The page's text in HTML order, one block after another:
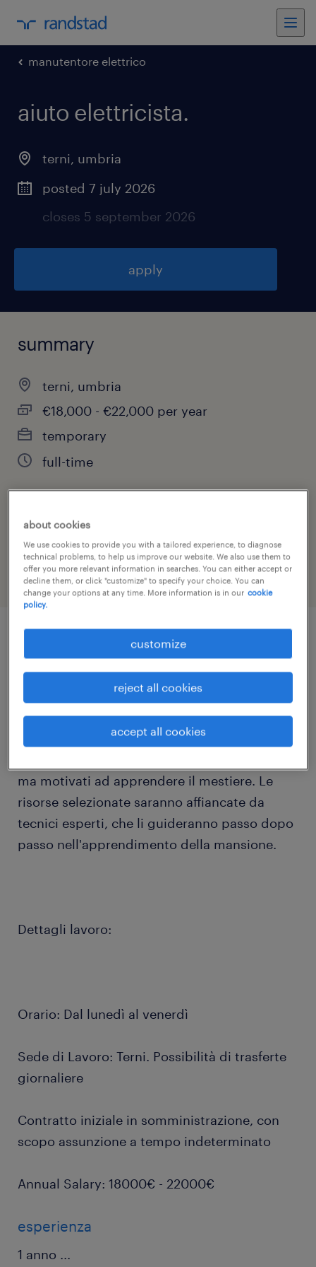
manutentore elettrico
aiuto elettricista.
terni, umbria
posted 7 july 2026
closes 5 september 2026
apply
summary
terni, umbria
€18,000 - €22,000 per year
temporary
full-time
job category
engineering
job details
Randstad Italia, filiale di Terni, cerca
ELETTRICISTI JUNIOR per importante azienda
locale. La ricerca è rivolta a candidati con
ma motivati ad apprendere il mestiere. Le
risorse selezionate saranno affiancate da
tecnici esperti, che li guideranno passo dopo
passo nell'apprendimento della mansione.
Dettagli lavoro:
Orario: Dal lunedì al venerdì
Sede di Lavoro: Terni. Possibilità di trasferte
giornaliere
Contratto iniziale in somministrazione, con
scopo assunzione a tempo indeterminato
Annual Salary: 18000€ - 22000€
esperienza
1 anno ...
about cookies
We use cookies to provide you with a tailored experience, to diagnose
technical problems, to help us improve our website. We also use them to
offer you more relevant information in searches. You can either accept or
decline them, or click "customize" to specify your choice. You can
change your options at any time. More information is in our cookie
policy.
customize
reject all cookies
accept all cookies